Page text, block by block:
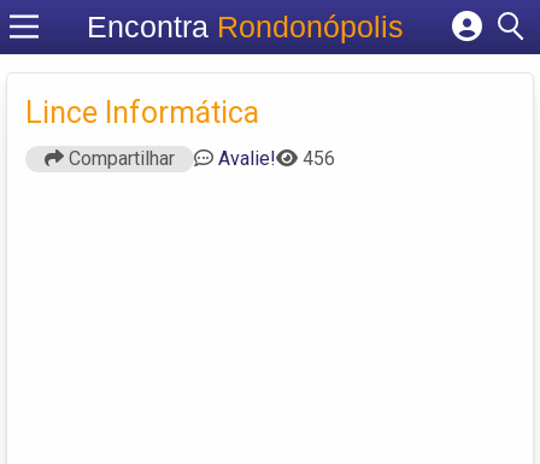
Encontra Rondonópolis
Cadastrar empresa
Criar conta
Lince Informática
Compartilhar Avalie! 456